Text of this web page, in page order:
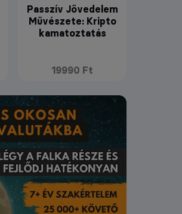
Passzív Jövedelem
Művészete: Kripto
kamatoztatás
19990 Ft